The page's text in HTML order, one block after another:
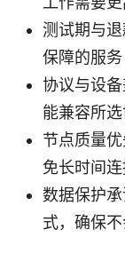
测试期与
保障的服务
协议与设
能兼容所
节点质量
免长时间
数据保护
式，确保